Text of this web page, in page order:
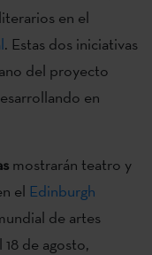
en el
. Estas dos iniciativas
del proyecto
en
mostrarán teatro y
el Edinburgh
de artes
de agosto,